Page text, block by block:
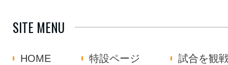
SITE MENU
HOME 特設ページ
試合を観